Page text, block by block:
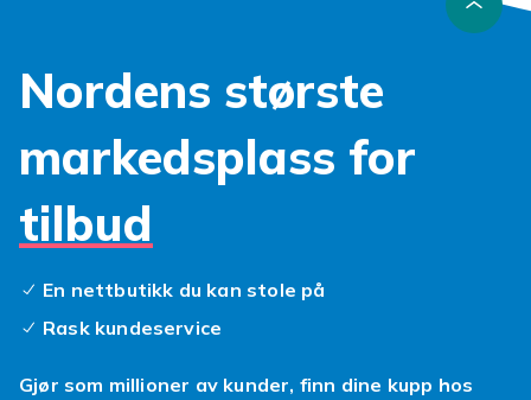
Nordens største
markedsplass for
tilbud
En nettbutikk du kan stole på
Rask kundeservice
Gjør som millioner av kunder, finn dine kupp hos